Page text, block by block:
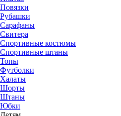
Повязки
Рубашки
Сарафаны
Свитера
Спортивные костюмы
Спортивные штаны
Топы
Футболки
Халаты
Шорты
Штаны
Юбки